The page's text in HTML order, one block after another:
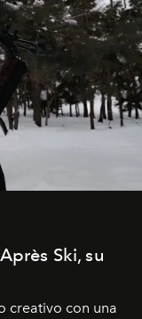
Ski, su
creativo con una